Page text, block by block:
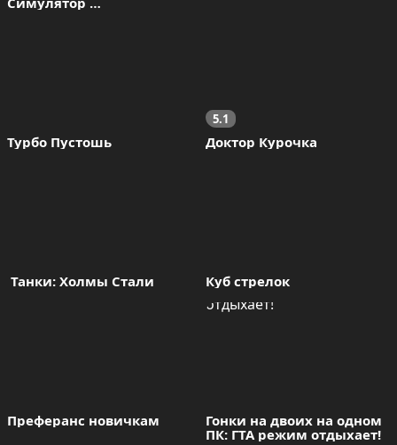
Турбо Пустошь
5.1
Доктор Курочка
Танки: Холмы Стали Куб стрелок
Преферанс новичкам
Гонки на двоих на одном
ПК: ГТА режим отдыхает!